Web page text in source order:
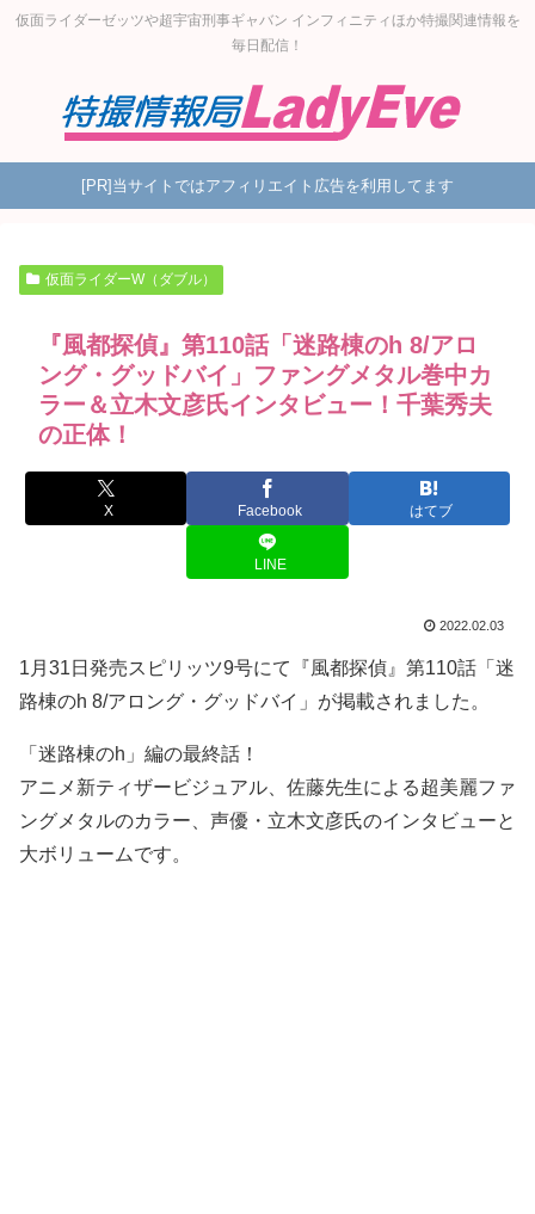
仮面ライダーゼッツや超宇宙刑事ギャバン インフィニティほか特撮関連情報を
毎日配信！
[PR]当サイトではアフィリエイト広告を利用してます
仮面ライダーW（ダブル）
『風都探偵』第110話「迷路棟のh 8/アロ
ング・グッドバイ」ファングメタル巻中カ
ラー＆立木文彦氏インタビュー！千葉秀夫
の正体！
X Facebook はてブ
LINE
2022.02.03
1月31日発売スピリッツ9号にて『風都探偵』第110話「迷
路棟のh 8/アロング・グッドバイ」が掲載されました。
「迷路棟のh」編の最終話！
アニメ新ティザービジュアル、佐藤先生による超美麗ファ
ングメタルのカラー、声優・立木文彦氏のインタビューと
大ボリュームです。